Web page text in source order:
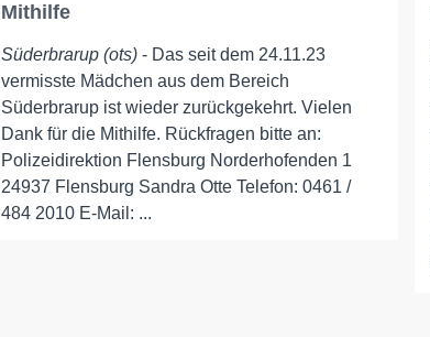
Mithilfe
Süderbrarup (ots)- Das seit dem 24.11.23
vermisste Mädchen aus dem Bereich
Süderbrarup ist wieder zurückgekehrt. Vielen
Dank für die Mithilfe. Rückfragen bitte an:
Polizeidirektion Flensburg Norderhofenden 1
24937 Flensburg Sandra Otte Telefon: 0461 /
484 2010 E-Mail: ...